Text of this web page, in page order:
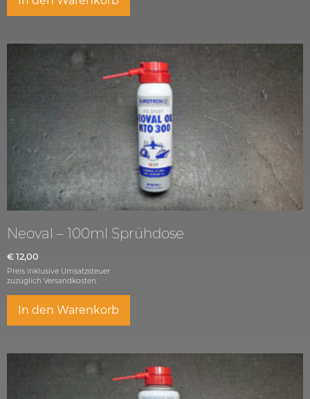
Neoval – 100ml Sprühdose
€ 12,00
Preis inklusive Umsatzsteuer
zuzüglich Versandkosten.
In den Warenkorb